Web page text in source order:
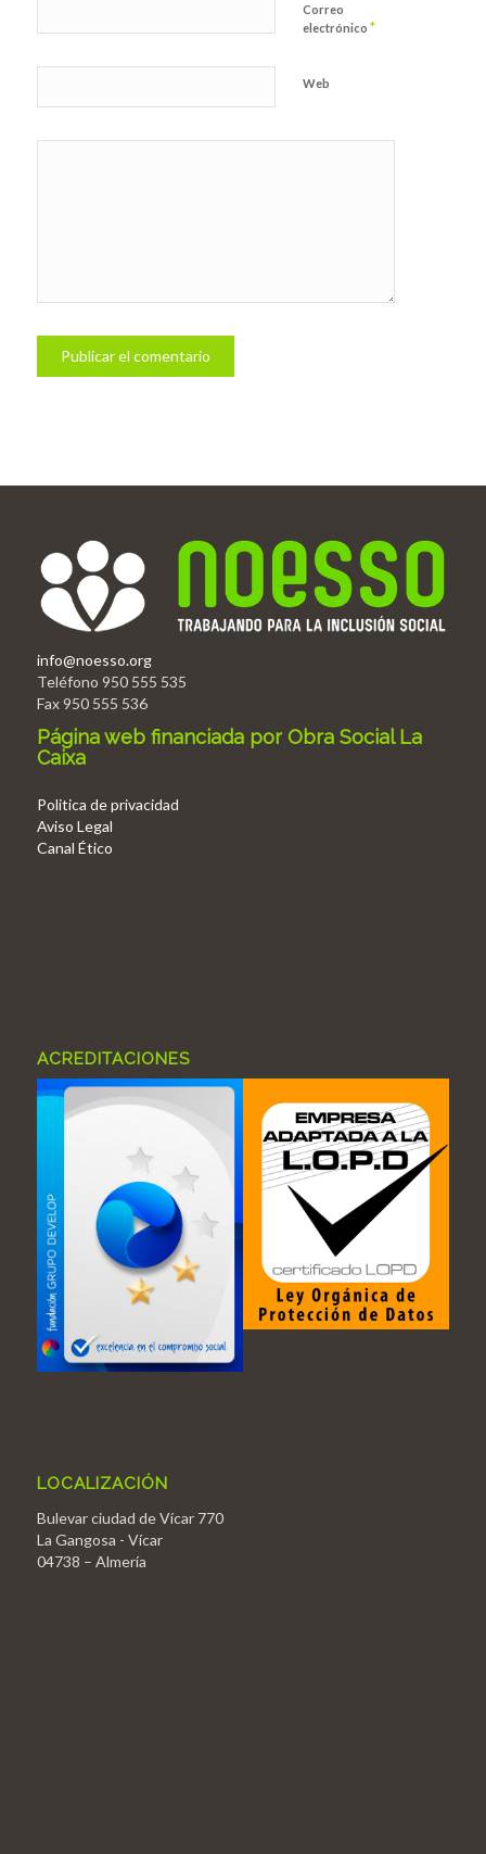
Correo
electrónico *
Web
info@noesso.org
Teléfono 950 555 535
Fax 950 555 536
Página web financiada por Obra Social La
Caixa
Politica de privacidad
Aviso Legal
Canal Ético
ACREDITACIONES
LOCALIZACIÓN
Bulevar ciudad de Vícar 770
La Gangosa - Vícar
04738 – Almería